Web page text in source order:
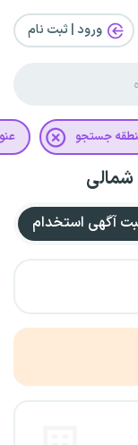
ورود | ثبت‌ نام
جستجو
آگهی استخدام